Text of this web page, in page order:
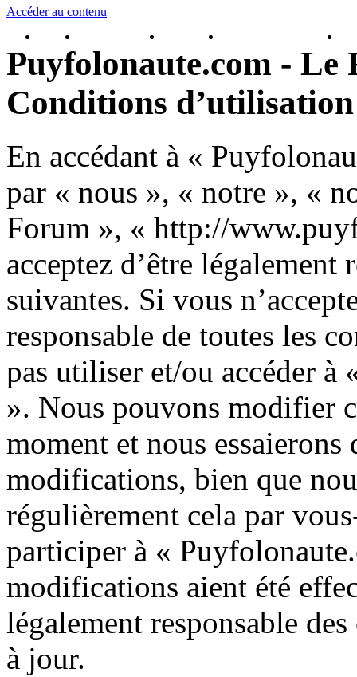
Accéder au contenu
Accueil
Inscrivez-vous ! Connexion Brochure Puy du Fou
Puyfolonaute.com - Le
Conditions d’utilisation
En accédant à «
par « nous », « notre », «
Forum », « http://
acceptez d’être
suivantes. Si vous
responsable de toutes les
pas utiliser et/ou accéder
». Nous pouvons modifier
moment et nous
modifications, bien que
régulièrement cela par
participer à «
modifications aient été
légalement responsable
à jour.